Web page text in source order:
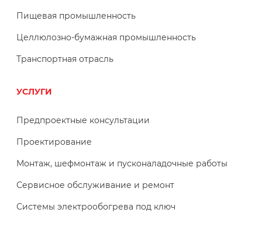
Пищевая промышленность
Целлюлозно-бумажная промышленность
Транспортная отрасль
УСЛУГИ
Предпроектные консультации
Проектирование
Монтаж, шефмонтаж и пусконаладочные работы
Сервисное обслуживание и ремонт
Системы электрообогрева под ключ